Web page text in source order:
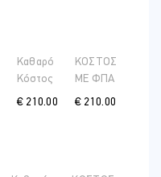
Καθαρό
Κόστος
€ 210.00
ΚΟΣΤΟΣ
ME ΦΠΑ
€ 210.00